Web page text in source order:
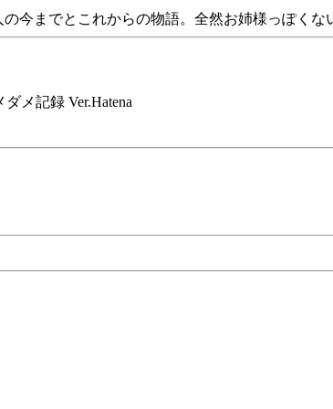
今までとこれからの物語。全然お姉様っぽくな
メ記録 Ver.Hatena